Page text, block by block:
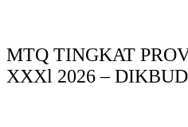
MTQ TINGKAT
XXXl 2026 –